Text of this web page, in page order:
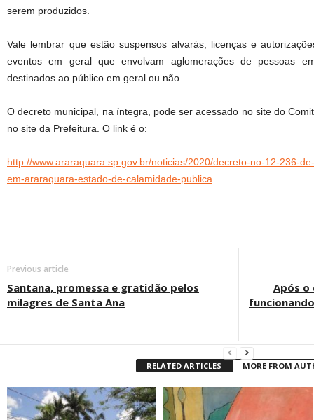
serem produzidos.
Vale lembrar que estão suspensos alvarás, licenças e
eventos em geral que envolvam aglomerações de pessoas
destinados ao público em geral ou não.
O decreto municipal, na íntegra, pode ser acessado no site do
no site da Prefeitura. O link é o:
http://www.araraquara.sp.gov.br/noticias/2020/decreto-no-12-236-
em-araraquara-estado-de-calamidade-publica
Previous article
Santana, promessa e gratidão pelos
milagres de Santa Ana
Após o
RELATED ARTICLES MORE FROM